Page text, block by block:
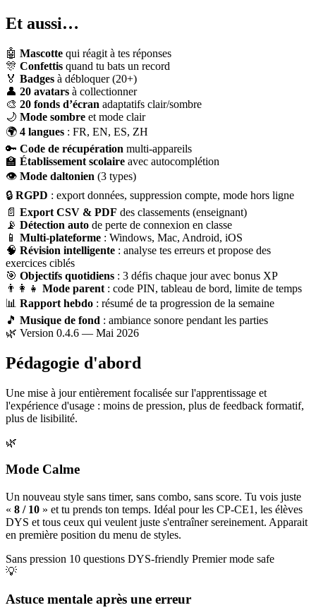
Et aussi…
🤖 Mascotte qui réagit à tes réponses
🎊 Confettis quand tu bats un record
🏅 Badges à débloquer (20+)
👤 20 avatars à collectionner
🎨 20 fonds d’écran adaptatifs clair/sombre
🌙 Mode sombre et mode clair
🌍 4 langues : FR, EN, ES, ZH
🔑 Code de récupération multi-appareils
🏫 Établissement scolaire avec autocomplétion
👁 Mode daltonien (3 types)
🔒 RGPD : export données, suppression compte, mode hors ligne
📄 Export CSV & PDF des classements (enseignant)
📡 Détection auto de perte de connexion en classe
📱 Multi-plateforme : Windows, Mac, Android, iOS
🧠 Révision intelligente : analyse tes erreurs et propose des
exercices ciblés
🎯 Objectifs quotidiens : 3 défis chaque jour avec bonus XP
👨‍👩‍👧 Mode parent : code PIN, tableau de bord, limite de temps
📊 Rapport hebdo : résumé de ta progression de la semaine
🎵 Musique de fond : ambiance sonore pendant les parties
🌿 Version 0.4.6 — Mai 2026
Pédagogie d'abord
Une mise à jour entièrement focalisée sur l'apprentissage et
l'expérience d'usage : moins de pression, plus de feedback formatif,
plus de lisibilité.
🌿
Mode Calme
Un nouveau style sans timer, sans combo, sans score. Tu vois juste
« 8 / 10 » et tu prends ton temps. Idéal pour les CP-CE1, les élèves
DYS et tous ceux qui veulent juste s'entraîner sereinement. Apparait
en première position du menu de styles.
Sans pression 10 questions DYS-friendly Premier mode safe
💡
Astuce mentale après une erreur